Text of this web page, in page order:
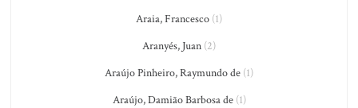
Araia, Francesco (1)
Aranyés, Juan (2)
Araújo Pinheiro, Raymundo de (1)
Araújo, Damião Barbosa de(1)